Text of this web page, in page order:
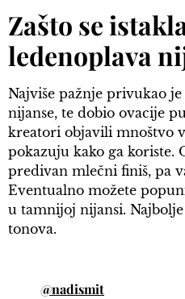
Zašto se
ledenoplava
Najviše pažnje privukao
nijanse, te dobio ovacije
kreatori objavili mnoštvo
pokazuju kako ga koriste.
predivan mlečni finiš, pa
Eventualno možete
u tamnijoj nijansi.
tonova.
@nadismit